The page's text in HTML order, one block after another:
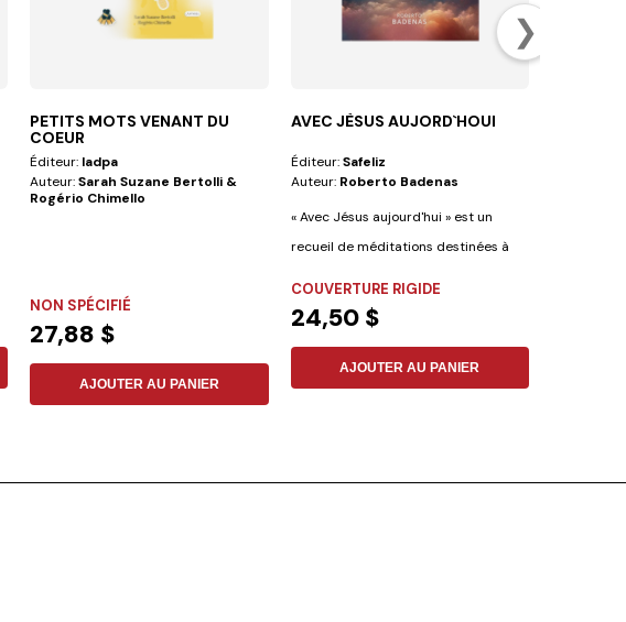
❯
PETITS MOTS VENANT DU
COEUR
Éditeur: Iadpa
Auteur:Sarah Suzane Bertolli &
Rogério Chimello
NON SPÉCIFIÉ
27,88 $
AJOUTER AU PANIER
AVEC JÈSUS AUJORD`HOUI
Éditeur:Safeliz
Auteur: Roberto Badenas
« Avec Jésus aujourd'hui » est un
recueil de méditations destinées à
COUVERTURE RIGIDE
24,50 $
AJOUTER AU PANIER